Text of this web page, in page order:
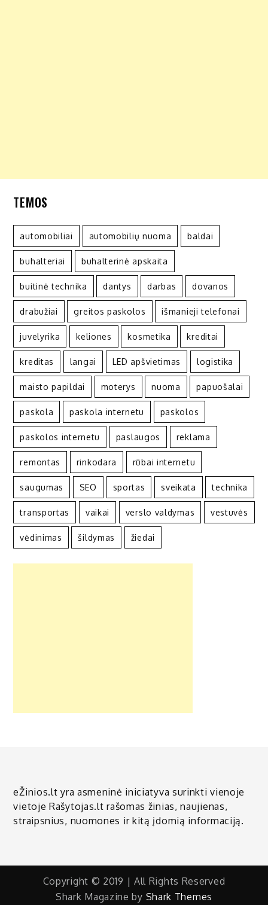
TEMOS
automobiliai automobilių nuoma baldai
buhalteriai buhalterinė apskaita
buitinė technika dantys darbas dovanos
drabužiai greitos paskolos išmanieji telefonai
juvelyrika keliones kosmetika kreditai
kreditas langai LED apšvietimas logistika
maisto papildai moterys nuoma papuošalai
paskola paskola internetu paskolos
paskolos internetu paslaugos reklama
remontas rinkodara rūbai internetu
saugumas SEO sportas sveikata technika
transportas vaikai verslo valdymas vestuvės
vėdinimas šildymas žiedai
eŽinios.lt yra asmeninė iniciatyva surinkti vienoje
vietoje Rašytojas.lt rašomas žinias, naujienas,
straipsnius, nuomones ir kitą įdomią informaciją.
Copyright © 2019 | All Rights Reserved
Shark Magazine by Shark Themes